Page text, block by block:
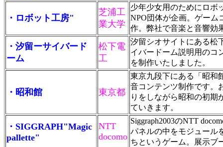
・ロボット工房"
芝浦工
業大学
少年少女用のためにロボ
NPO団体が企画。ゲーム
作。弊社で音楽と音響効
・汐留ーサイバード
ーム
松下電
工
汐留シオサイトにある松
イバードーム説明用のコ
を制作いたしました。
・昭和館 東京都
東京九段下にある「昭和
音コンテンツ制作です。
りをしながら昭和の初期
ていきます。
・SIGGRAPH"Magic
pallette"
NTT
docomo
Siggraph2003のNTT
パネルの中をモジュール
ちというゲーム。展示ブ